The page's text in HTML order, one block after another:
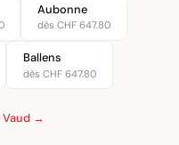
Aubonne
dès CHF 647.80
Ballens
dès CHF 647.80
Vaud →